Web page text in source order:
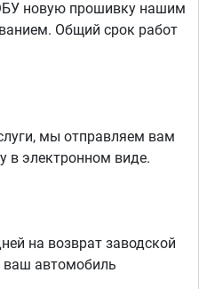
новую прошивку нашим
Общий срок работ
мы отправляем вам
в электронном виде.
на возврат заводской
ваш автомобиль